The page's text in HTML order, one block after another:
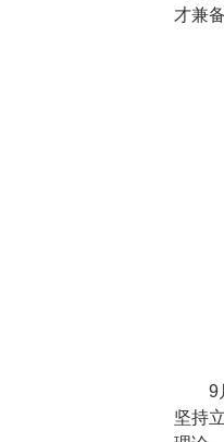
才兼
9
坚持